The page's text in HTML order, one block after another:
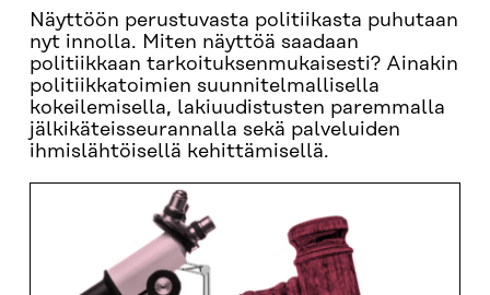
Näyttöön perustuvasta politiikasta puhutaan
nyt innolla. Miten näyttöä saadaan
politiikkaan tarkoituksenmukaisesti? Ainakin
politiikkatoimien suunnitelmallisella
kokeilemisella, lakiuudistusten paremmalla
jälkikäteisseurannalla sekä palveluiden
ihmislähtöisellä kehittämisellä.